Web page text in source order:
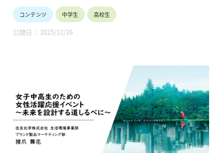
●高等学校女子の皆様へ
将来のありたい自分を考えてみませんか？ 多様な未来の中で、
企業で活躍することは有力な選択肢です。 企業で活躍中の少し
先輩から経験談を聞かせていただく試みです。
ダイバーシティ、男女共同参画、リケジョが時代のキーワード
になっています。産業界は女子の活躍の場を拡大して参りま
す。お子様や生徒と将来を語り合うきっかけにしてください。
会場：東京大学 生産技術研究所 An棟2F コンベンションホール
主催：一般社団法人 学びのイノベーション・プラットフォー
ム
共催：東京都教育委員会、埼玉県教育委員会
コンテンツ 中学生 高校生
公開日： 2025/11/26